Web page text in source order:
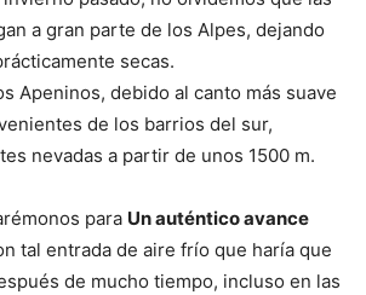
a gran parte de los Alpes, dejando
secas.
Apeninos, debido al canto más suave
de los barrios del sur,
nevadas a partir de unos 1500 m.
para Un auténtico avance
tal entrada de aire frío que haría que
de mucho tiempo, incluso en las